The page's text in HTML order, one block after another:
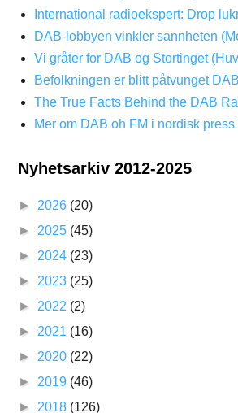
International radioekspert: Drop
DAB-lobbyen vinkler sannheten
Vi gråter for DAB og Stortinget
Befolkningen er blitt påtvunget
The True Facts Behind the DAB
Mer om DAB oh FM i nordisk
Nyhetsarkiv 2012-2025
► 2026 (20)
► 2025 (45)
► 2024 (23)
► 2023 (25)
► 2022 (2)
► 2021 (16)
► 2020 (22)
► 2019 (46)
► 2018 (126)